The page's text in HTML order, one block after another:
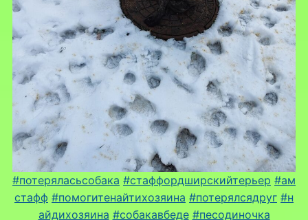
#потеряласьсобака #стаффордширскийтерьер #ам
стафф #помогитенайтихозяина #потерялсядруг #н
айдихозяина #собакавбеде #песодиночка